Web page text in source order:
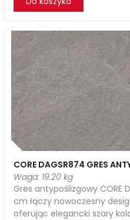
CORE DAGSR874 GRES
Waga: 19.20 kg
Gres antypoślizgowy CORE
cm łączy nowoczesny
oferując elegancki szary